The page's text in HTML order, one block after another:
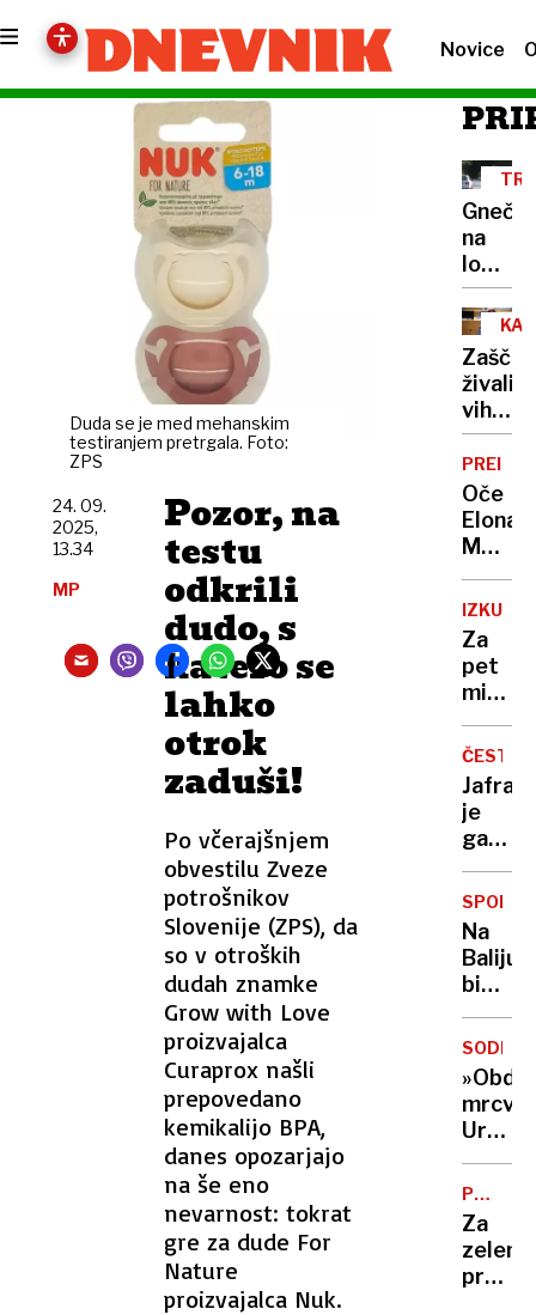
Novice
Duda se je med mehanskim
testiranjem pretrgala. Foto:
ZPS
Pozor, na
testu
odkrili
dudo, s
katero se
lahko
otrok
zaduši!
Po včerajšnjem
obvestilu Zveze
potrošnikov
Slovenije (ZPS), da
so v otroških
dudah znamke
Grow with Love
proizvajalca
Curaprox našli
prepovedano
kemikalijo BPA,
danes opozarjajo
na še eno
nevarnost: tokrat
gre za dude For
Nature
proizvajalca Nuk.
24. 09.
2025,
13.34
MP
Gneča
na
občine
v
boju
proti
živali
vihajo
nos
nad
tem,
da bi
rejci
Oče
Elona
Muska
naj
bi
spolno
člane
Za
pet
minut
letalo,
vdrli
skozi
vrata
in si
visoko
globo
Jafral
je
gazela
regije
za
leto
2025!
Na
Baliju
bi
lahko
tudi
s
vinom
SODBA
mora
STA
plačati
3500
Za
zeleni
prehod